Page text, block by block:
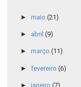
► maio (21)
► abril (9)
► março (11)
► fevereiro (6)
► janeiro (7)